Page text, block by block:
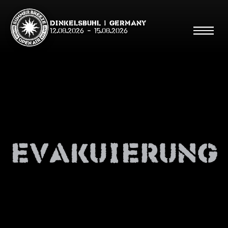
Dinkelsbühl | Germany
12.08.2026 - 15.08.2026
Shop
Evakuierung